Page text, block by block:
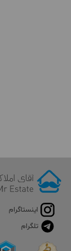
اینستاگرام
تلگرام